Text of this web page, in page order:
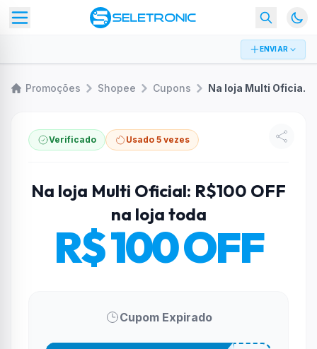
ENVIAR
Promoções Shopee Cupons Na loja Multi Oficial: R$100 OFF na loja toda
Verificado Usado 5 vezes
Na loja Multi Oficial: R$100 OFF
na loja toda
R$ 100 OFF
Cupom Expirado